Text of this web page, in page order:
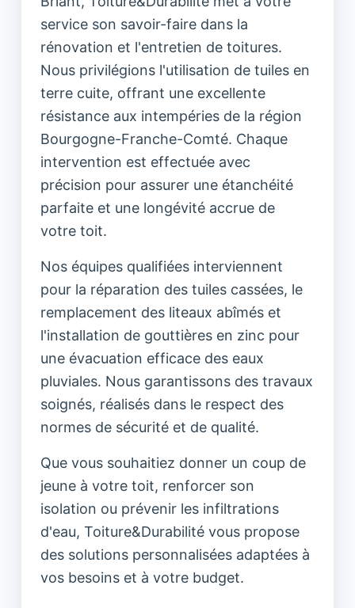
service son savoir-faire dans la
rénovation et l'entretien de toitures.
Nous privilégions l'utilisation de tuiles en
terre cuite, offrant une excellente
résistance aux intempéries de la région
Bourgogne-Franche-Comté. Chaque
intervention est effectuée avec
précision pour assurer une étanchéité
parfaite et une longévité accrue de
votre toit.
Nos équipes qualifiées interviennent
pour la réparation des tuiles cassées, le
remplacement des liteaux abîmés et
l'installation de gouttières en zinc pour
une évacuation efficace des eaux
pluviales. Nous garantissons des travaux
soignés, réalisés dans le respect des
normes de sécurité et de qualité.
Que vous souhaitiez donner un coup de
jeune à votre toit, renforcer son
isolation ou prévenir les infiltrations
d'eau, Toiture&Durabilité vous propose
des solutions personnalisées adaptées à
vos besoins et à votre budget.